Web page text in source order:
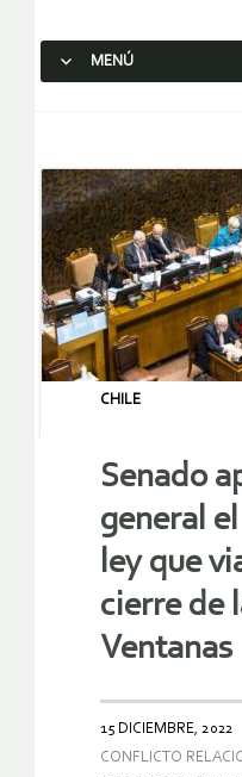
MENÚ
CHILE
Senado
general
ley que
cierre de
Ventanas
15 DICIEMBRE, 2022
CONFLICTO